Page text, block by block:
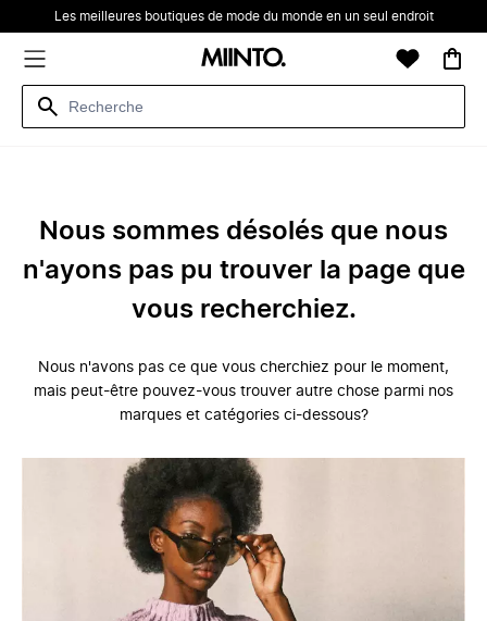
Les meilleures boutiques de mode du monde en un seul endroit
Nous sommes désolés que nous
n'ayons pas pu trouver la page que
vous recherchiez.
Nous n'avons pas ce que vous cherchiez pour le moment,
mais peut-être pouvez-vous trouver autre chose parmi nos
marques et catégories ci-dessous?